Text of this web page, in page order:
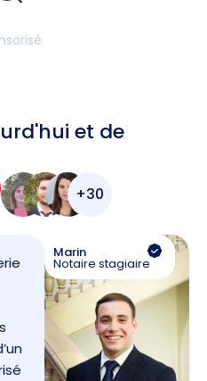
et de
+30
Marin
Notaire stagiaire